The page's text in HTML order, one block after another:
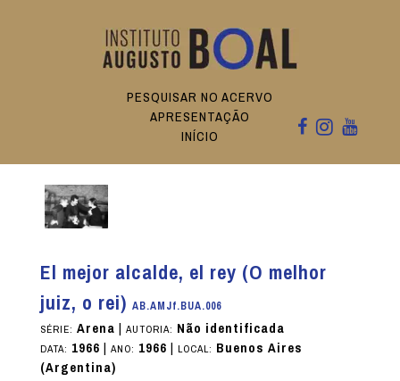
PESQUISAR NO ACERVO
APRESENTAÇÃO
INÍCIO
El mejor alcalde, el rey (O melhor
juiz, o rei) AB.AMJf.BUA.006
SÉRIE: Arena| AUTORIA: Não identificada
DATA: 1966| ANO: 1966| LOCAL: Buenos Aires
(Argentina)